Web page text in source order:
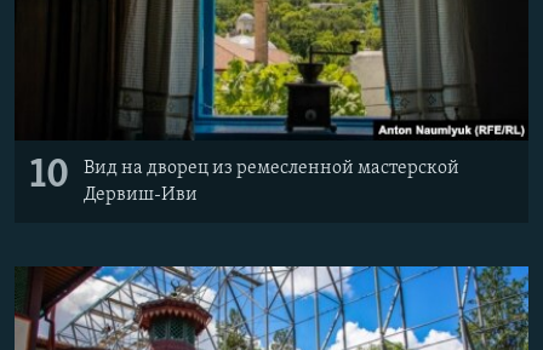
10
Вид на дворец из ремесленной мастерской
Дервиш-Иви